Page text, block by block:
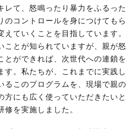
レて、怒鳴ったり暴力をふるった
のコントロールを身につけてもら
えていくことを目指しています。
ことが知られていますが、親が怒
とができれば、次世代への連鎖を
す。私たちが、これまでに実践し
るこのプログラムを、現場で親の
方にも広く使っていただきたいと
修を実施しました。